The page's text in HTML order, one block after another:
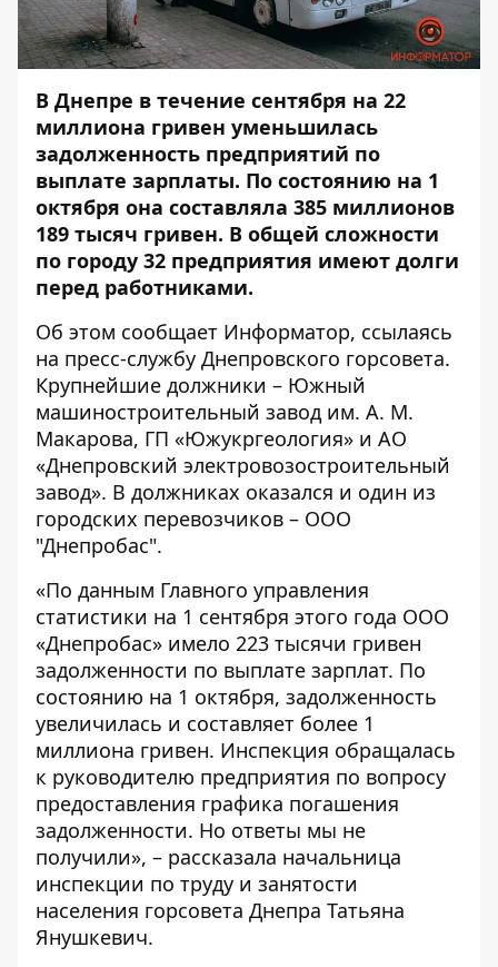
В Днепре в течение сентября на 22
миллиона гривен уменьшилась
задолженность предприятий по
выплате зарплаты. По состоянию на 1
октября она составляла 385 миллионов
189 тысяч гривен. В общей сложности
по городу 32 предприятия имеют долги
перед работниками.
Об этом сообщает Информатор, ссылаясь
на пресс-службу Днепровского горсовета.
Крупнейшие должники – Южный
машиностроительный завод им. А. М.
Макарова, ГП «Южукргеология» и АО
«Днепровский электровозостроительный
завод». В должниках оказался и один из
городских перевозчиков – ООО
"Днепробас".
«По данным Главного управления
статистики на 1 сентября этого года ООО
«Днепробас» имело 223 тысячи гривен
задолженности по выплате зарплат. По
состоянию на 1 октября, задолженность
увеличилась и составляет более 1
миллиона гривен. Инспекция обращалась
к руководителю предприятия по вопросу
предоставления графика погашения
задолженности. Но ответы мы не
получили», – рассказала начальница
инспекции по труду и занятости
населения горсовета Днепра Татьяна
Янушкевич.